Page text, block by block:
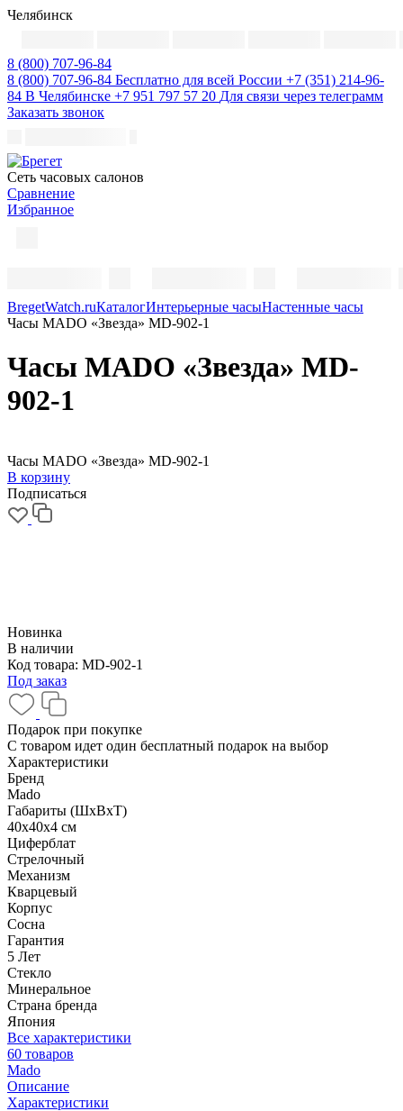
Челябинск
8 (800) 707-96-84
8 (800) 707-96-84 Бесплатно для всей России +7 (351) 214-96-
84 В Челябинске +7 951 797 57 20 Для связи через телеграмм
Заказать звонок
Cеть часовых салонов
Сравнение
Избранное
BregetWatch.ruКаталогИнтерьерные часыНастенные часы
Часы MADO «Звезда» MD-902-1
Часы MADO «Звезда» MD-
902-1
Часы MADO «Звезда» MD-902-1
В корзину
Подписаться
Новинка
В наличии
Код товара: MD-902-1
Под заказ
Подарок при покупке
С товаром идет один бесплатный подарок на выбор
Характеристики
Бренд
Mado
Габариты (ШхВхТ)
40x40x4 см
Циферблат
Стрелочный
Механизм
Кварцевый
Корпус
Сосна
Гарантия
5 Лет
Стекло
Минеральное
Страна бренда
Япония
Все характеристики
60 товаров
Mado
Описание
Характеристики